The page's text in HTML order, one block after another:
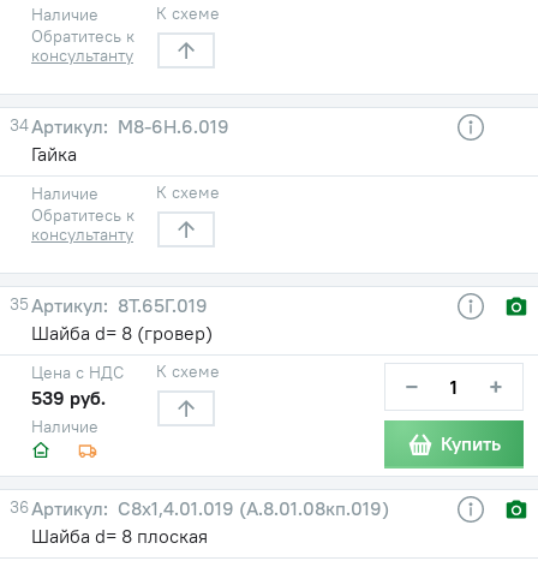
Наличие
Обратитесь к
консультанту
К схеме
34
М8-6Н.6.019
Гайка
Наличие
Обратитесь к
консультанту
К схеме
35
8Т.65Г.019
Шайба d= 8 (гровер)
Наличие
Цена с НДС
539 руб.
К схеме − +
Купить
36
С8х1,4.01.019 (А.8.01.08кп.019)
Шайба d= 8 плоская